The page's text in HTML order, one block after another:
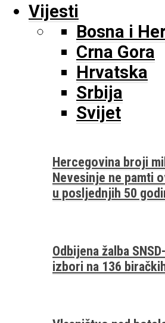
Vijesti
Bosna i
Crna Gora
Hrvatska
Srbija
Svijet
Hercegovina broji
Nevesinje ne pamti
u posljednjih 50
Odbijena žalba
izbori na 136